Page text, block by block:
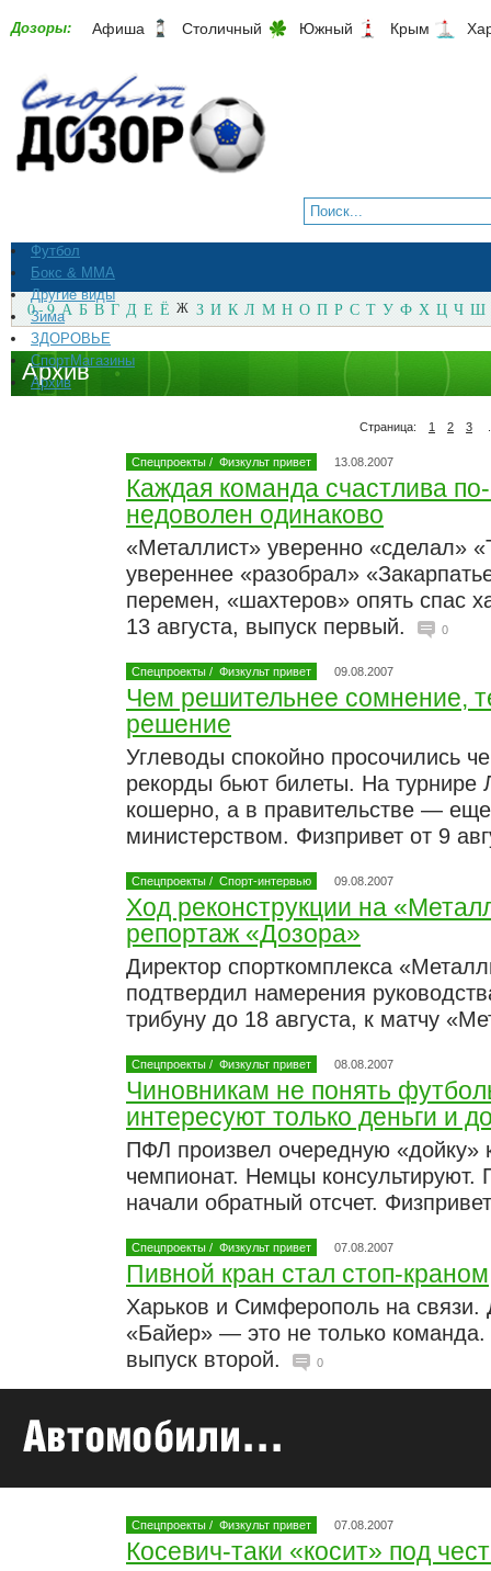
Дозоры: Афиша Столичный Южный Крым
Футбол
Бокс & ММА
Другие виды
Зима
ЗДОРОВЬЕ
СпортМагазины
Архив
0 - 9 А Б В Г Д Е Ё Ж З И К Л М Н О П Р С Т У Ф Х Ц Ч Ш
Архив
Страница: 1 2 3
Спецпроекты / Физкульт привет 13.08.2007
Каждая команда счастлива
недоволен одинаково
«Металлист» уверенно «сделал»
увереннее «разобрал»
перемен, «шахтеров» опять спас
13 августа, выпуск первый.
0
Спецпроекты / Физкульт привет 09.08.2007
Чем решительнее сомнение,
решение
Углеводы спокойно просочились
рекорды бьют билеты. На турнире
кошерно, а в правительстве —
министерством. Физпривет от 9
Спецпроекты / Спорт-интервью 09.08.2007
Ход реконструкции на
репортаж «Дозора»
Директор спорткомплекса
подтвердил намерения
трибуну до 18 августа, к матчу
Спецпроекты / Физкульт привет 08.08.2007
Чиновникам не понять
интересуют только деньги и
ПФЛ произвел очередную «дойку»
чемпионат. Немцы консультируют.
начали обратный отсчет.
Спецпроекты / Физкульт привет 07.08.2007
Пивной кран стал стоп-краном
Харьков и Симферополь на
«Байер» — это не только команда.
выпуск второй.
0
Спецпроекты / Физкульт привет 07.08.2007
Косевич-таки «косит» под